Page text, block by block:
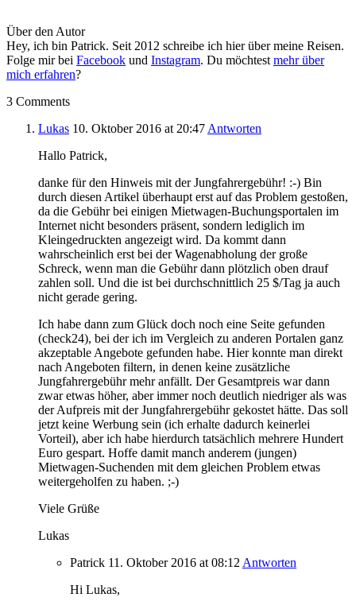
Über den Autor
Hey, ich bin Patrick. Seit 2012 schreibe ich hier über meine Reisen.
Folge mir bei Facebook und Instagram. Du möchtest mehr über
mich erfahren?
3 Comments
Lukas 10. Oktober 2016 at 20:47 Antworten
Hallo Patrick,
danke für den Hinweis mit der Jungfahrergebühr! :-) Bin
durch diesen Artikel überhaupt erst auf das Problem gestoßen,
da die Gebühr bei einigen Mietwagen-Buchungsportalen im
Internet nicht besonders präsent, sondern lediglich im
Kleingedruckten angezeigt wird. Da kommt dann
wahrscheinlich erst bei der Wagenabholung der große
Schreck, wenn man die Gebühr dann plötzlich oben drauf
zahlen soll. Und die ist bei durchschnittlich 25 $/Tag ja auch
nicht gerade gering.
Ich habe dann zum Glück doch noch eine Seite gefunden
(check24), bei der ich im Vergleich zu anderen Portalen ganz
akzeptable Angebote gefunden habe. Hier konnte man direkt
nach Angeboten filtern, in denen keine zusätzliche
Jungfahrergebühr mehr anfällt. Der Gesamtpreis war dann
zwar etwas höher, aber immer noch deutlich niedriger als was
der Aufpreis mit der Jungfahrergebühr gekostet hätte. Das soll
jetzt keine Werbung sein (ich erhalte dadurch keinerlei
Vorteil), aber ich habe hierdurch tatsächlich mehrere Hundert
Euro gespart. Hoffe damit manch anderem (jungen)
Mietwagen-Suchenden mit dem gleichen Problem etwas
weitergeholfen zu haben. ;-)
Viele Grüße
Lukas
Patrick 11. Oktober 2016 at 08:12 Antworten
Hi Lukas,